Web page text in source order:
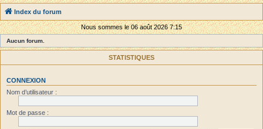
Index du forum
Nous sommes le 06 août 2026 7:15
Aucun forum.
STATISTIQUES
CONNEXION
Nom d’utilisateur :
Mot de passe :